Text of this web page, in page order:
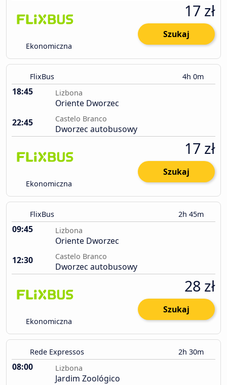
Ekonomiczna
17 zł
Szukaj
FlixBus 4h 0m
18:45 Lizbona
Oriente Dworzec
22:45
Castelo Branco
Dworzec autobusowy
Ekonomiczna
17 zł
Szukaj
FlixBus 2h 45m
09:45 Lizbona
Oriente Dworzec
12:30
Castelo Branco
Dworzec autobusowy
Ekonomiczna
28 zł
Szukaj
Rede Expressos 2h 30m
08:00 Lizbona
Jardim Zoológico